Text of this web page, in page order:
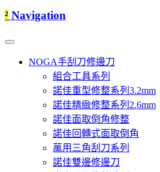
² Navigation
NOGA手刮刀修邊刀
組合工具系列
諾佳重型修整系列3.2mm
諾佳精緻修整系列2.6mm
諾佳面取倒角修整
諾佳回轉式面取倒角
萬用三角刮刀系列
諾佳雙邊修邊刀